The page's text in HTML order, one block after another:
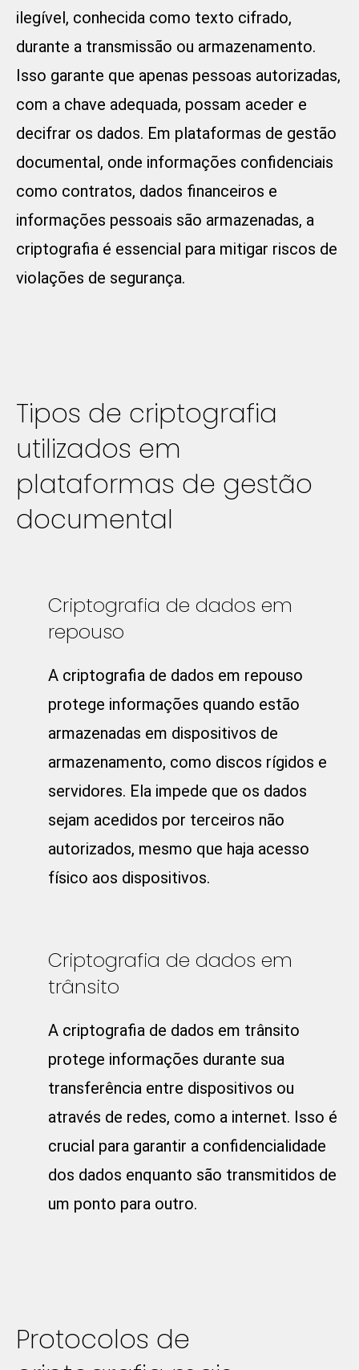
ilegível, conhecida como texto cifrado,
durante a transmissão ou armazenamento.
Isso garante que apenas pessoas autorizadas,
com a chave adequada, possam aceder e
decifrar os dados. Em plataformas de gestão
documental, onde informações confidenciais
como contratos, dados financeiros e
informações pessoais são armazenadas, a
criptografia é essencial para mitigar riscos de
violações de segurança.
Tipos de criptografia
utilizados em
plataformas de gestão
documental
Criptografia de dados em
repouso
A criptografia de dados em repouso
protege informações quando estão
armazenadas em dispositivos de
armazenamento, como discos rígidos e
servidores. Ela impede que os dados
sejam acedidos por terceiros não
autorizados, mesmo que haja acesso
físico aos dispositivos.
Criptografia de dados em
trânsito
A criptografia de dados em trânsito
protege informações durante sua
transferência entre dispositivos ou
através de redes, como a internet. Isso é
crucial para garantir a confidencialidade
dos dados enquanto são transmitidos de
um ponto para outro.
Protocolos de